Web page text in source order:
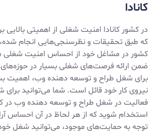
کانادا
در کشور کانادا امنیت شغلی از اهمیتی
که طبق تحقیقات و نظرسنجی‌هایی انجام
کشور در مشاغل خود از احساس امنیت شغلی
ضمن ارائه فرصت‌های شغلی بسیار در
برای شغل طراح و توسعه دهنده وب، اهمیت
نیروی کار خود قائل است. شما می‌توانید برای
فعالیت در شغل طراح و توسعه دهنده وب در
استخدام شوید که از هر لحاظ در آن احساس
توجه به حمایت‌های موجود، می‌توانید شغل